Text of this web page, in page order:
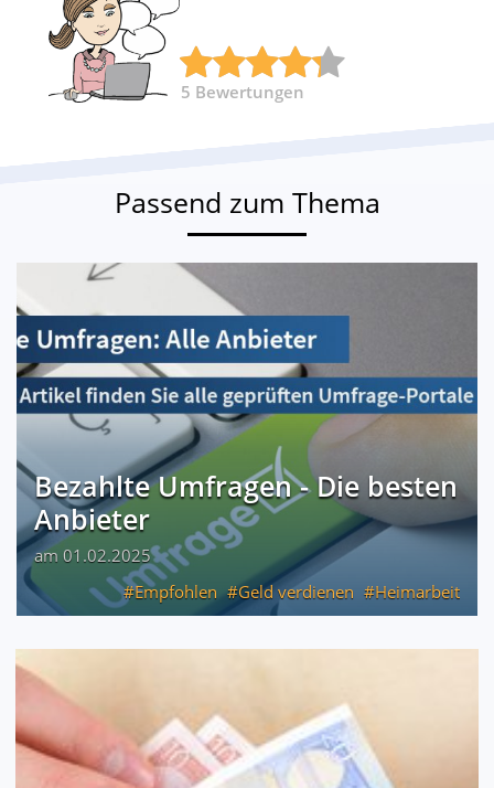
5 Bewertungen
Passend zum Thema
Bezahlte Umfragen - Die besten
Anbieter
am 01.02.2025
Empfohlen
Geld verdienen Heimarbeit